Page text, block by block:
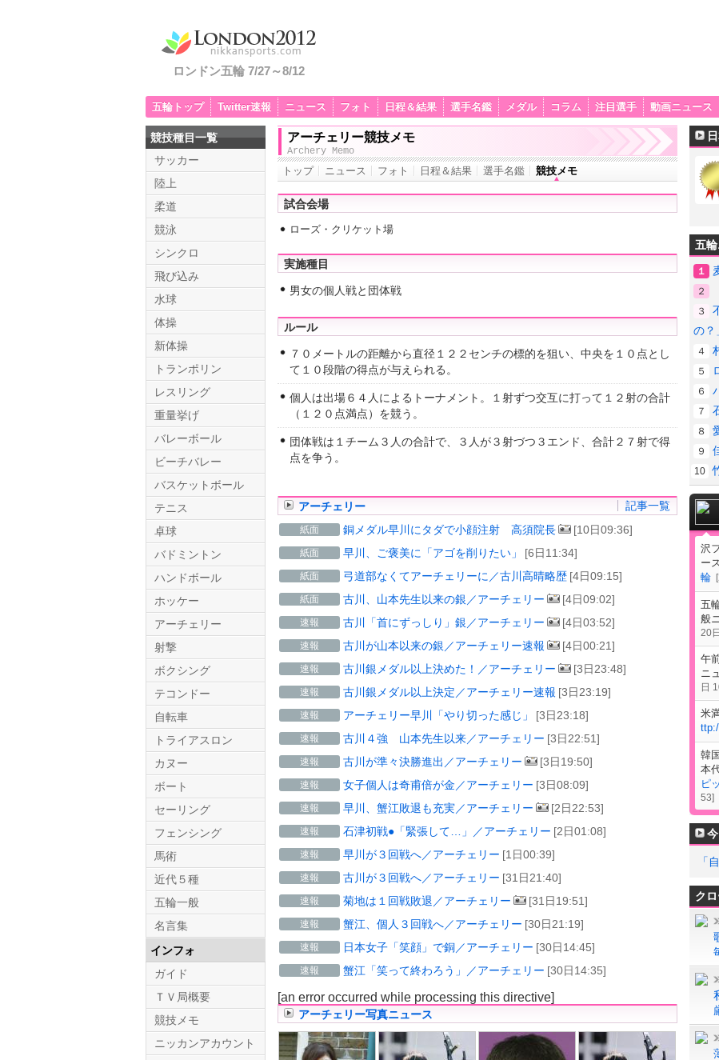
ロンドン五輪 7/27～8/12
五輪トップ Twitter速報 ニュース フォト 日程＆結果 選手名鑑 メダル コラム 注目選手 動画ニュース
アーチェリー競技メモ
Archery Memo
トップ ニュース フォト 日程＆結果 選手名鑑 競技メモ
試合会場
ローズ・クリケット場
実施種目
男女の個人戦と団体戦
ルール
７０メートルの距離から直径１２２センチの標的を狙い、中央を１０点とし
て１０段階の得点が与えられる。
個人は出場６４人によるトーナメント。１射ずつ交互に打って１２射の合計
（１２０点満点）を競う。
団体戦は１チーム３人の合計で、３人が３射づつ３エンド、合計２７射で得
点を争う。
アーチェリー 記事一覧
紙面 銅メダル早川にタダで小顔注射 高須院長 [10日09:36]
紙面 早川、ご褒美に「アゴを削りたい」 [6日11:34]
紙面 弓道部なくてアーチェリーに／古川高晴略歴 [4日09:15]
紙面 古川、山本先生以来の銀／アーチェリー [4日09:02]
速報 古川「首にずっしり」銀／アーチェリー [4日03:52]
速報 古川が山本以来の銀／アーチェリー速報 [4日00:21]
速報 古川銀メダル以上決めた！／アーチェリー [3日23:48]
速報 古川銀メダル以上決定／アーチェリー速報 [3日23:19]
速報 アーチェリー早川「やり切った感じ」 [3日23:18]
速報 古川４強 山本先生以来／アーチェリー [3日22:51]
速報 古川が準々決勝進出／アーチェリー [3日19:50]
速報 女子個人は奇甫倍が金／アーチェリー [3日08:09]
速報 早川、蟹江敗退も充実／アーチェリー [2日22:53]
速報 石津初戦●「緊張して…」／アーチェリー [2日01:08]
速報 早川が３回戦へ／アーチェリー [1日00:39]
速報 古川が３回戦へ／アーチェリー [31日21:40]
速報 菊地は１回戦敗退／アーチェリー [31日19:51]
速報 蟹江、個人３回戦へ／アーチェリー [30日21:19]
速報 日本女子「笑顔」で銅／アーチェリー [30日14:45]
速報 蟹江「笑って終わろう」／アーチェリー [30日14:35]
[an error occurred while processing this directive]
アーチェリー写真ニュース
競技種目一覧
サッカー
陸上
柔道
競泳
シンクロ
飛び込み
水球
体操
新体操
トランポリン
レスリング
重量挙げ
バレーボール
ビーチバレー
バスケットボール
テニス
卓球
バドミントン
ハンドボール
ホッケー
アーチェリー
射撃
ボクシング
テコンドー
自転車
トライアスロン
カヌー
ボート
セーリング
フェンシング
馬術
近代５種
五輪一般
名言集
インフォ
ガイド
ＴＶ局概要
競技メモ
ニッカンアカウント
五
１
２
３
の？
４
５
６
７
８
９
10
Twitter.com
沢
ー
輪 [
五
般
20
午
ニ
日
米
韓
本
ピ
53]
「
ク